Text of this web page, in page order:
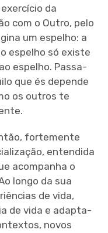
da
com o Outro, pelo
um espelho: a
espelho só existe
espelho. Passa-
que és depende
os outros te
fortemente
entendida
acompanha o
longo da sua
de vida,
de vida e adapta-
novos